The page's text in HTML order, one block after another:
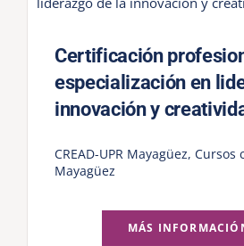
Certificación
especialización en
innovación y
CREAD-UPR Mayagüez, Cursos
Mayagüez
MÁS